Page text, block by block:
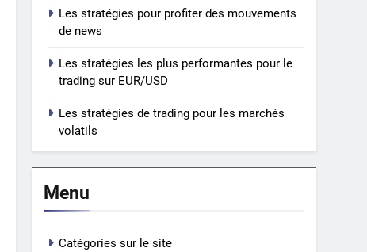
Les stratégies pour profiter des mouvements
de news
Les stratégies les plus performantes pour le
trading sur EUR/USD
Les stratégies de trading pour les marchés
volatils
Menu
Catégories sur le site